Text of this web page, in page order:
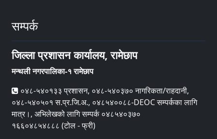
सम्पर्क
जिल्ला प्रशासन कार्यालय, रामेछाप
मन्थली नगरपालिका-१ रामेछाप
०४८-५४०१३३ प्रशासन, ०४८-५४०३७० नागरिकता/राहदानी,
०४८-५४०५०१ स.प्र.जि.अ., ०४८५४००८८-DEOC सम्पर्कका लागि
मात्र।, अभिलेखको लागि सम्पर्क ०४८५४०३७०
१६६०४८५४८८८ (टोल - फ्री)